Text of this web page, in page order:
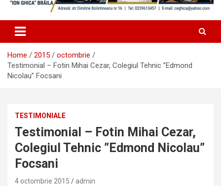
Home 2015
octombrie
Testimonial – Fotin Mihai Cezar, Colegiul Tehnic ”Edmond
Nicolau” Focsani
TESTIMONIALE
Testimonial – Fotin Mihai Cezar,
Colegiul Tehnic ”Edmond Nicolau”
Focsani
4 octombrie 2015 admin